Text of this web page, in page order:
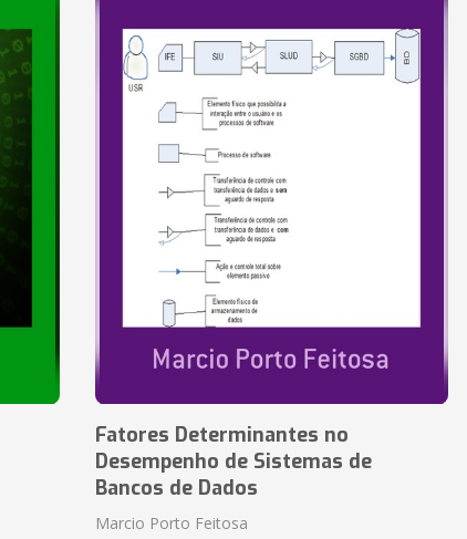
Fatores Determinantes no
Desempenho de Sistemas de
Bancos de Dados
Marcio Porto Feitosa